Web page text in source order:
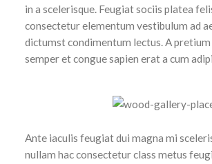
in a scelerisque. Feugiat sociis platea
consectetur elementum vestibulum ad
dictumst condimentum lectus. A
semper et congue sapien erat a cum
Ante iaculis feugiat dui magna mi
nullam hac consectetur class metus